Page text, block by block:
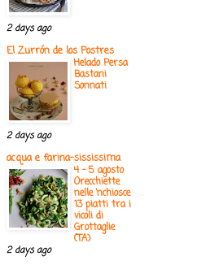
2 days ago
El Zurrón de los Postres
Helado Persa
Bastani
Sonnati
2 days ago
acqua e farina-sississima
4 - 5 agosto
Orecchiette
nelle ‘nchiosce
13 piatti tra i
vicoli di
Grottaglie
(TA)
2 days ago